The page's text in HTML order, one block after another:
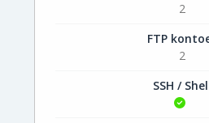
2
FTP
2
SSH /